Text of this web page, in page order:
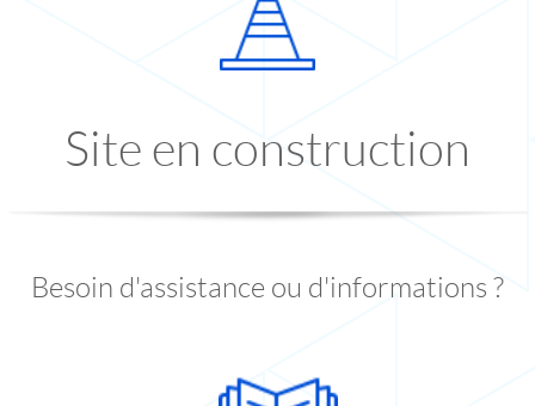
Site en construction
Besoin d'assistance ou d'informations ?